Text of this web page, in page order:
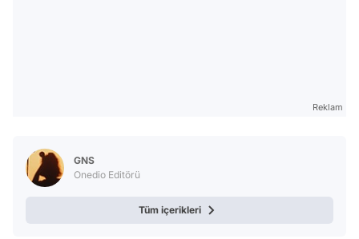
Reklam
GNS
Onedio Editörü
Tüm içerikleri